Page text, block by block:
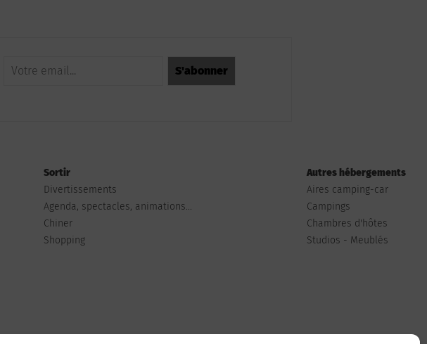
Sortir
Divertissements
Agenda, spectacles, animations...
Chiner
Shopping
Autres hébergements
Aires camping-car
Campings
Chambres d'hôtes
Studios - Meublés